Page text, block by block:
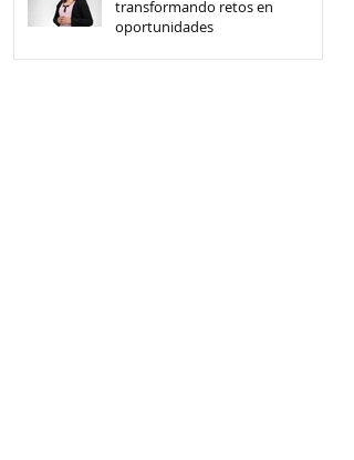
transformando retos en
oportunidades